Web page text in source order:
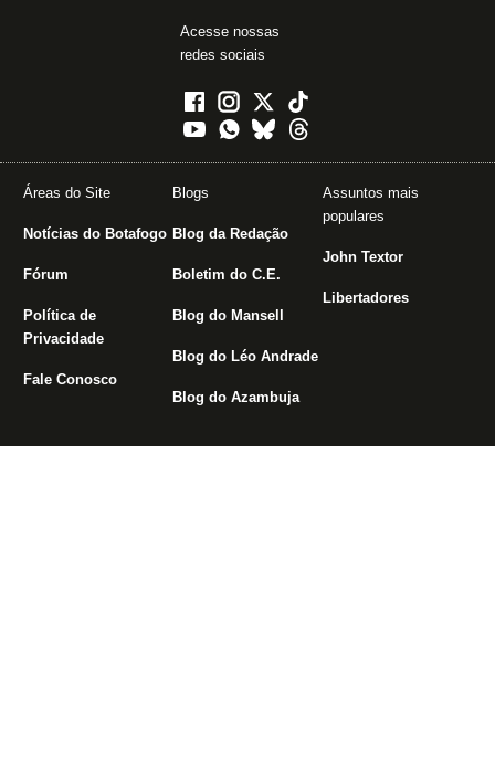
Acesse nossas
redes sociais
Áreas do Site
Notícias do Botafogo
Fórum
Política de
Privacidade
Fale Conosco
Blogs
Blog da Redação
Boletim do C.E.
Blog do Mansell
Blog do Léo Andrade
Blog do Azambuja
Assuntos mais
populares
John Textor
Libertadores